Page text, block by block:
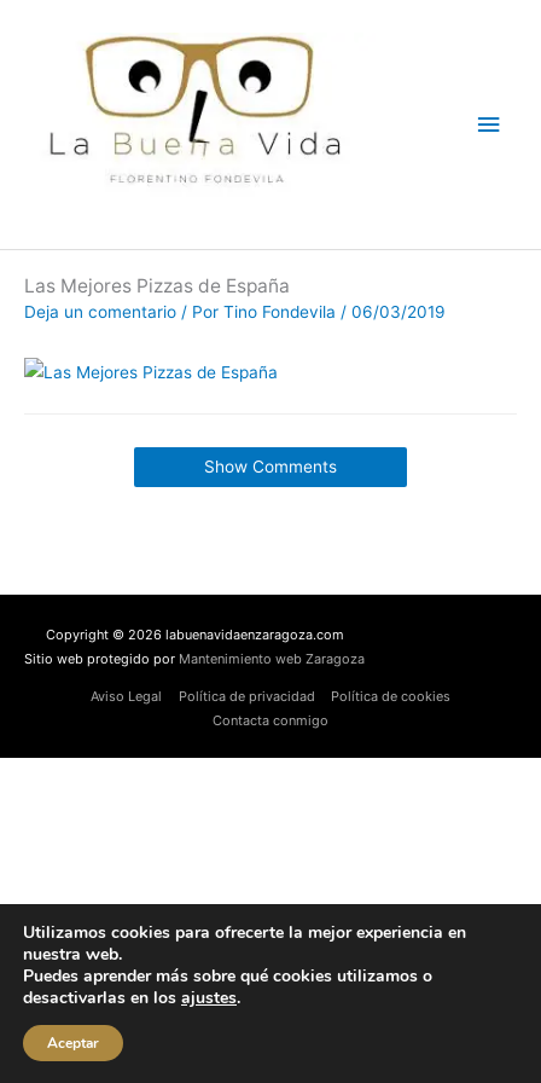
Las Mejores Pizzas de España
Deja un comentario / Por Tino Fondevila / 06/03/2019
Show Comments
Copyright © 2026 labuenavidaenzaragoza.com
Sitio web protegido por Mantenimiento web Zaragoza
Aviso Legal Política de privacidad
Política de cookies
Contacta conmigo
Utilizamos cookies para ofrecerte la mejor experiencia en
nuestra web.
Puedes aprender más sobre qué cookies utilizamos o
desactivarlas en los ajustes.
Aceptar